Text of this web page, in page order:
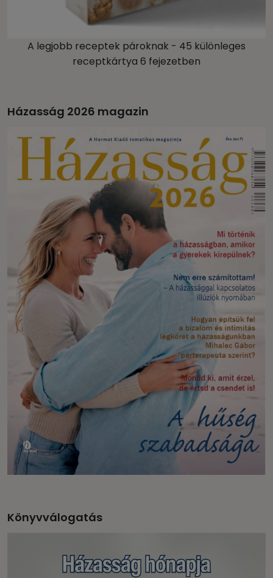
A legjobb receptek pároknak - 45 különleges
receptkártya 6 fejezetben
Házasság 2026 magazin
Könyvválogatás